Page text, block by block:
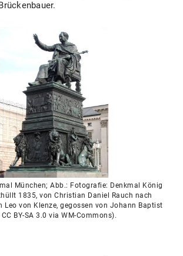
München; Abb.: Fotografie: Denkmal König
1835, von Christian Daniel Rauch nach
Leo von Klenze, gegossen von Johann Baptist
BY-SA 3.0 via WM-Commons).